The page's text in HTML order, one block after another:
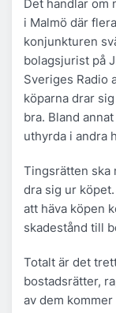
Det handlar om
i Malmö där
konjunkturen
bolagsjurist på
Sveriges Radio
köparna drar
bra. Bland
uthyrda i andra
Tingsrätten ska
dra sig ur
att häva köpen
skadestånd till
Totalt är det
bostadsrätter,
av dem